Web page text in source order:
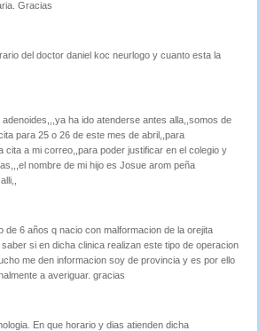
Gracias
del doctor daniel koc neurlogo y cuanto esta la
ha ido atenderse antes alla,,somos de
para 25 o 26 de este mes de abril,,para
cita a mi correo,,para poder justificar en el colegio y
nombre de mi hijo es Josue arom peña
de 6 años q nacio con malformacion de la orejita
si en dicha clinica realizan este tipo de operacion
me den informacion soy de provincia y es por ello
a averiguar. gracias
En que horario y dias atienden dicha